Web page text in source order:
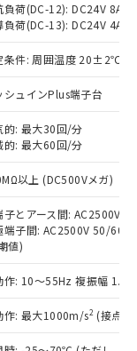
負荷(DC-12): DC24V 8A/
負荷(DC-13): DC24V 4A/
条件: 周囲温度 20±2℃、
シュインPlus端子台
的: 最大30回/分
的: 最大60回/分
以上 (DC500Vメガ)
子とアース間: AC2500V
端子間: AC2500V 50/
値)
作: 10～55Hz 複振幅
作: 最大1000m/s2 (接点
意のうえ
事業取扱
準価格
もので
中には、
品もある
結果は、
社内デー
あり、閲
および標
ことをご
格はお客
物質）の
を出す予
物質）の
確認中の
物で、有
。
品として
などや
。
下、 カド
化ビフェニル
ルエーテル類
国RoHSの
。
国RoHSの
す。
門へお問
Cd(カドミウ
臭化ビフェ
ェニルエーテ
ち、外国
る商品
を輸出
は、日本
務取引許
手続きを
合は、完